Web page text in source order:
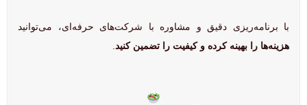
با برنامه‌ریزی دقیق و مشاوره با شرکت‌های حرفه‌ای، می‌توانید
هزینه‌ها را بهینه کرده و کیفیت را تضمین کنید